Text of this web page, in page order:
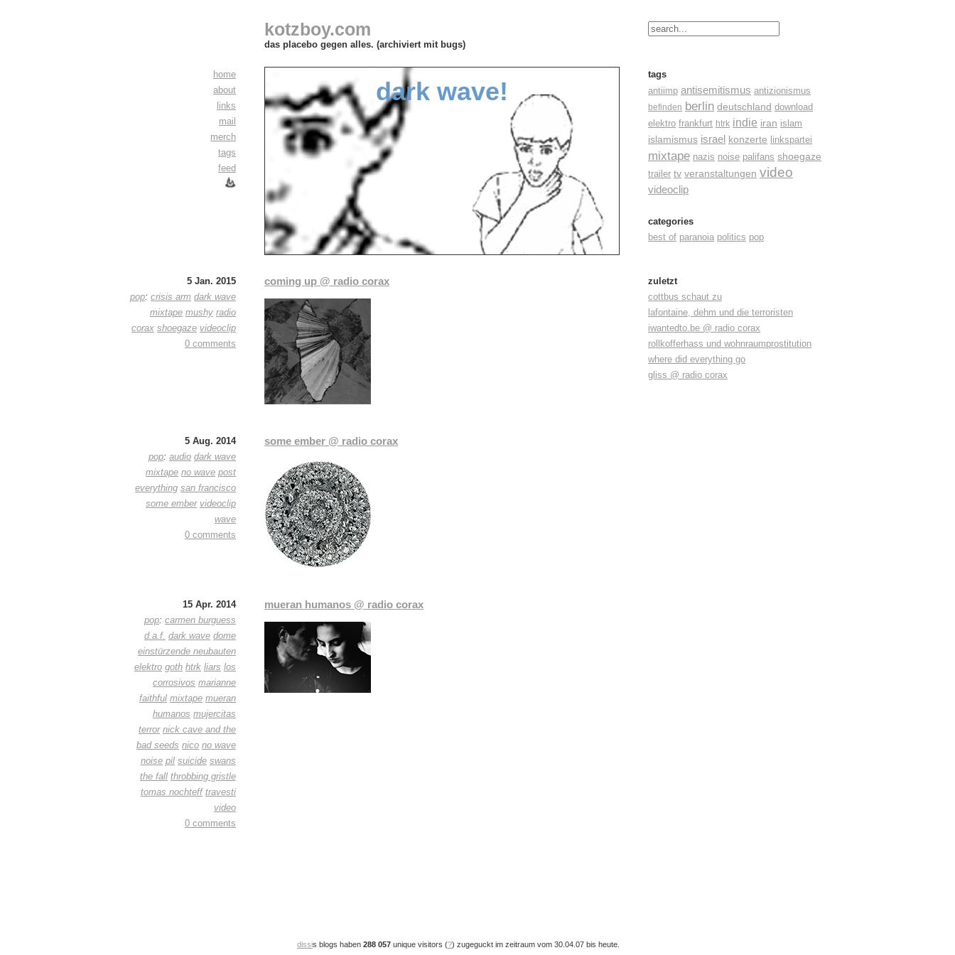
kotzboy.com
das placebo gegen alles. (archiviert mit bugs)
home
about
links
mail
merch
tags
feed
dark wave!
tags
antiimp antisemitismus antizionismus
befinden berlin deutschland download
elektro frankfurt htrk indie iran islam
islamismus israel konzerte linkspartei
mixtape nazis noise palifans shoegaze
trailer tv veranstaltungen video
videoclip
categories
best of paranoia politics pop
5 Jan. 2015
pop: crisis arm dark wave
mixtape mushy radio
corax shoegaze videoclip
0 comments
coming up @ radio corax
5 Aug. 2014
pop: audio dark wave
mixtape no wave post
everything san francisco
some ember videoclip
wave
0 comments
some ember @ radio corax
15 Apr. 2014
pop: carmen burguess
d.a.f. dark wave dome
einstürzende neubauten
elektro goth htrk liars los
corrosivos marianne
faithful mixtape mueran
humanos mujercitas
terror nick cave and the
bad seeds nico no wave
noise pil suicide swans
the fall throbbing gristle
tomas nochteff travesti
video
0 comments
mueran humanos @ radio corax
zuletzt
cottbus schaut zu
lafontaine, dehm und die terroristen
iwantedto.be @ radio corax
rollkofferhass und wohnraumprostitution
where did everything go
gliss @ radio corax
dissis blogs haben 288 057 unique visitors (?) zugeguckt im zeitraum vom 30.04.07 bis heute.